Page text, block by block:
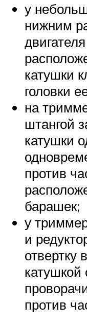
у
нижним
катушки
головки
на
штангой
катушки
против
барашек;
у
и
отвертку
катушкой
против